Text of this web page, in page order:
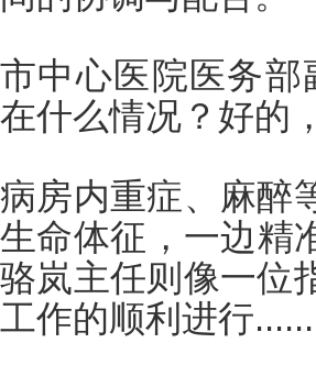
市中心医院医务
在什么情况？好的
病房内重症、麻醉
生命体征，一边精
骆岚主任则像一位
工作的顺利进行......